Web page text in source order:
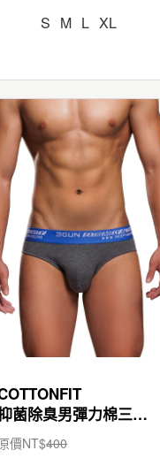
S M L XL
抑菌除臭男彈力棉三角褲
價NT$400